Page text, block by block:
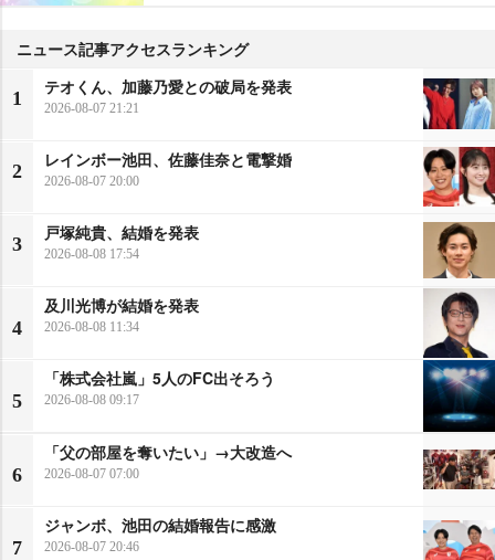
ニュース記事アクセスランキング
1
テオくん、加藤乃愛との破局を発表
2026-08-07 21:21
2
レインボー池田、佐藤佳奈と電撃婚
2026-08-07 20:00
3
戸塚純貴、結婚を発表
2026-08-08 17:54
4
及川光博が結婚を発表
2026-08-08 11:34
5
「株式会社嵐」5人のFC出そろう
2026-08-08 09:17
6
「父の部屋を奪いたい」→大改造へ
2026-08-07 07:00
7
ジャンボ、池田の結婚報告に感激
2026-08-07 20:46